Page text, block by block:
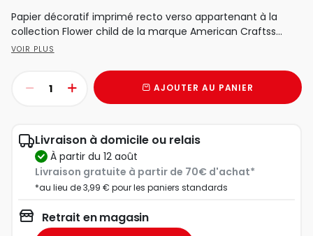
Papier décoratif imprimé recto verso appartenant à la
collection Flower child de la marque American Craftss...
VOIR PLUS
AJOUTER AU PANIER
Livraison à domicile ou relais
à partir du 12 août
Livraison gratuite à partir de 70€ d'achat*
*au lieu de 3,99 € pour les paniers standards
Retrait en magasin